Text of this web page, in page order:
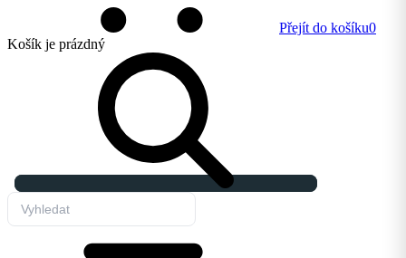
Přejít do košíku0
Košík je prázdný